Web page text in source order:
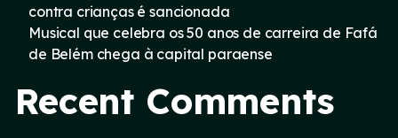
contra crianças é sancionada
Musical que celebra os 50 anos de carreira de Fafá
de Belém chega à capital paraense
Recent Comments